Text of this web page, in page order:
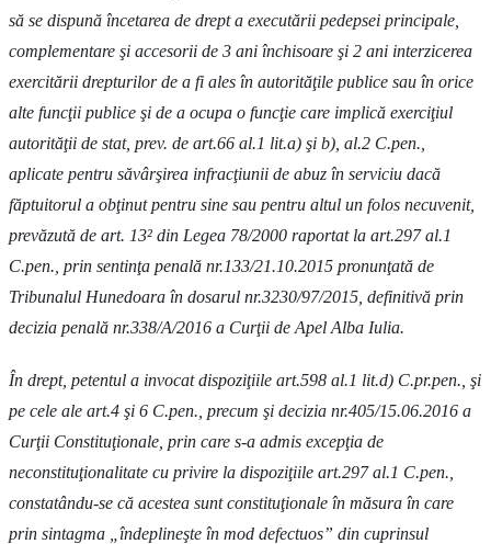
să se dispună încetarea de drept a executării pedepsei principale,
complementare şi accesorii de 3 ani închisoare şi 2 ani interzicerea
exercitării drepturilor de a fi ales în autorităţile publice sau în orice
alte funcţii publice şi de a ocupa o funcţie care implică exerciţiul
autorităţii de stat, prev. de art.66 al.1 lit.a) şi b), al.2 C.pen.,
aplicate pentru săvârşirea infracţiunii de abuz în serviciu dacă
făptuitorul a obţinut pentru sine sau pentru altul un folos necuvenit,
prevăzută de art. 13² din Legea 78/2000 raportat la art.297 al.1
C.pen., prin sentinţa penală nr.133/21.10.2015 pronunţată de
Tribunalul Hunedoara în dosarul nr.3230/97/2015, definitivă prin
decizia penală nr.338/A/2016 a Curţii de Apel Alba Iulia.
În drept, petentul a invocat dispoziţiile art.598 al.1 lit.d) C.pr.pen., şi
pe cele ale art.4 şi 6 C.pen., precum şi decizia nr.405/15.06.2016 a
Curţii Constituţionale, prin care s-a admis excepţia de
neconstituţionalitate cu privire la dispoziţiile art.297 al.1 C.pen.,
constatându-se că acestea sunt constituţionale în măsura în care
prin sintagma „îndeplineşte în mod defectuos” din cuprinsul